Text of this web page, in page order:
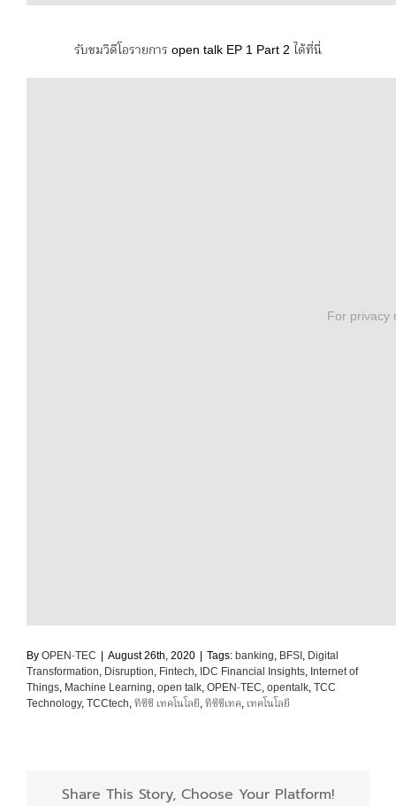
รับชมวิดีโอรายการ open talk EP 1 Part 2 ได้ที่นี่
For privacy
ByOPEN-TEC | August 26th, 2020 | Tags:banking, BFSI, Digital
Transformation, Disruption, Fintech, IDC Financial Insights, Internet of
Things, Machine Learning,open talk,OPEN-TEC,opentalk,TCC
Technology,TCCtech,ทีซีซี เทคโนโลยี,ทีซีซีเทค, เทคโนโลยี
Share This Story, Choose Your Platform!